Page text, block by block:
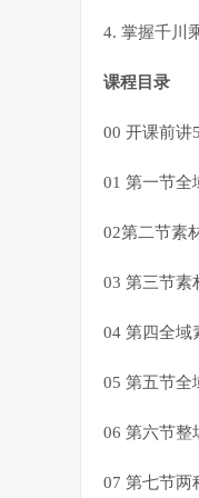
4. 掌握千川
课程目录
00 开课前讲
01 第一节全
02第二节素
03 第三节素
04 第四全域
05 第五节全
06 第六节整
07 第七节两